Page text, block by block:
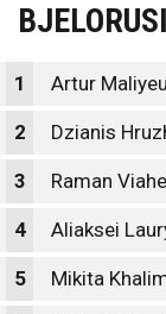
1 Artur
2 Dzianis
3 Raman
4 Aliaksei
5 Mikita